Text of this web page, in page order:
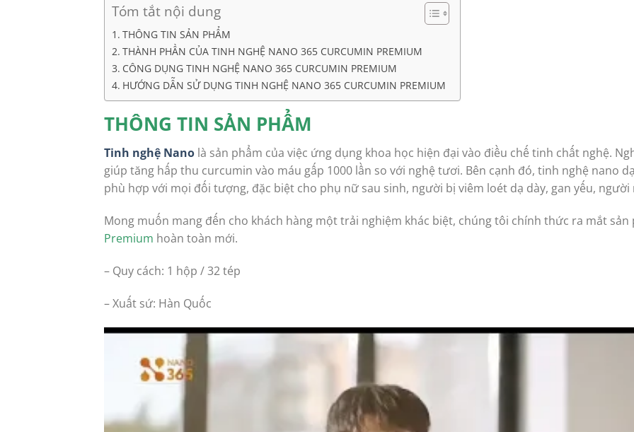
Tóm tắt nội dung
THÔNG TIN SẢN PHẨM
THÀNH PHẦN CỦA TINH NGHỆ NANO 365 CURCUMIN PREMIUM
CÔNG DỤNG TINH NGHỆ NANO 365 CURCUMIN PREMIUM
HƯỚNG DẪN SỬ DỤNG TINH NGHỆ NANO 365 CURCUMIN PREMIUM
THÔNG TIN SẢN PHẨM
Tinh nghệ Nano là sản phẩm của việc ứng dụng khoa học hiện đại vào điều chế tinh chất nghệ.
giúp tăng hấp thu curcumin vào máu gấp 1000 lần so với nghệ tươi. Bên cạnh đó, tinh nghệ nano
phù hợp với mọi đối tượng, đặc biệt cho phụ nữ sau sinh, người bị viêm loét dạ dày, gan yếu, người
Mong muốn mang đến cho khách hàng một trải nghiệm khác biệt, chúng tôi chính thức ra mắt sản
Premium hoàn toàn mới.
– Quy cách: 1 hộp / 32 tép
– Xuất sứ: Hàn Quốc